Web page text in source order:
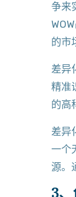
争来
的市
差异
精准
的高
差异
一个
源。
3